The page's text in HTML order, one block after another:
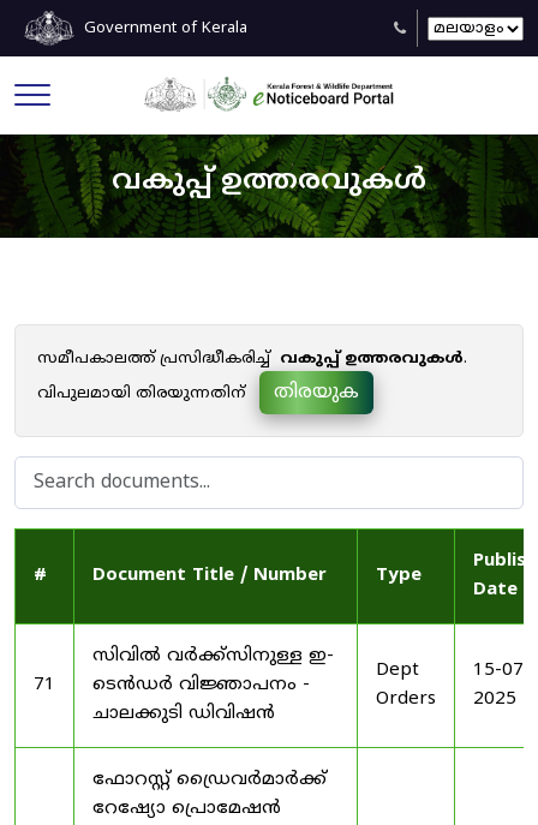
Government of Kerala
വകുപ്പ് ഉത്തരവുകൾ
സമീപകാലത്ത് പ്രസിദ്ധീകരിച്ച് വകുപ്പ് ഉത്തരവുകൾ.
വിപുലമായി തിരയുന്നതിന്
തിരയുക
# Document Title / Number Type
Date
71
സിവിൽ വർക്ക്സിനുള്ള ഇ-
ടെൻഡർ വിജ്ഞാപനം -
ചാലക്കുടി ഡിവിഷൻ
Dept
Orders
15-07-
2025
ഫോറസ്റ്റ് ഡ്രൈവർമാർക്ക്
റേഷ്യോ പ്രൊമേഷൻ